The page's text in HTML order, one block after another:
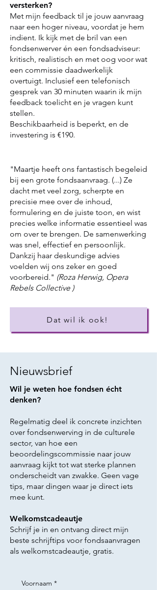
versterken?
Met mijn feedback til je jouw aanvraag
naar een hoger niveau, voordat je hem
indient. Ik kijk met de bril van een
fondsenwerver én een fondsadviseur:
kritisch, realistisch en met oog voor wat
een commissie daadwerkelijk
overtuigt. Inclusief een telefonisch
gesprek van 30 minuten waarin ik mijn
feedback toelicht en je vragen kunt
stellen.
Beschikbaarheid is beperkt, en de
investering is €190.
"Maartje heeft ons fantastisch begeleid
bij een grote fondsaanvraag. (...) Ze
dacht met veel zorg, scherpte en
precisie mee over de inhoud,
formulering en de juiste toon, en wist
precies welke informatie essentieel was
om over te brengen. De samenwerking
was snel, effectief en persoonlijk.
Dankzij haar deskundige advies
voelden wij ons zeker en goed
voorbereid." (Roza Herwig, Opera
Rebels Collective )
Dat wil ik ook!
Nieuwsbrief
Wil je weten hoe fondsen écht
denken?
Regelmatig deel ik concrete inzichten
over fondsenwerving in de culturele
sector, van hoe een
beoordelingscommissie naar jouw
aanvraag kijkt tot wat sterke plannen
onderscheidt van zwakke. Geen vage
tips, maar dingen waar je direct iets
mee kunt.
Welkomstcadeautje
Schrijf je in en ontvang direct mijn
beste schrijftips voor fondsaanvragen
als welkomstcadeautje, gratis.
Voornaam *